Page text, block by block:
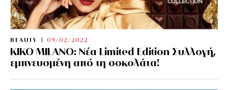
BEAUTY 09/02/2022
KIKO MILANO: Νέα Limited Edition Συλλογή,
εμπνευσμένη από τη σοκολάτα!